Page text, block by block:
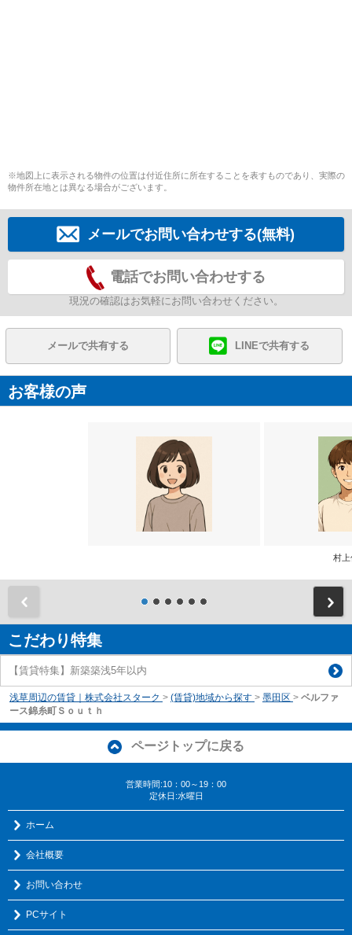
※地図上に表示される物件の位置は付近住所に所在することを表すものであり、実際の
物件所在地とは異なる場合がございます。
メールでお問い合わせする(無料)
電話でお問い合わせする
現況の確認はお気軽にお問い合わせください。
メールで共有する LINEで共有する
お客様の声
村上
こだわり特集
【賃貸特集】新築築浅5年以内
浅草周辺の賃貸｜株式会社スターク > (賃貸)地域から探す > 墨田区 > ベルファ
ース錦糸町Ｓｏｕｔｈ
ページトップに戻る
営業時間:10：00～19：00
定休日:水曜日
ホーム
会社概要
お問い合わせ
PCサイト